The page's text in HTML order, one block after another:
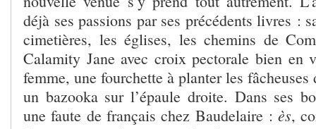
déjà ses passions par ses précédents livres :
cimetières, les églises, les chemins de
Calamity Jane avec croix pectorale bien en
femme, une fourchette à planter les
un bazooka sur l’épaule droite. Dans ses
une faute de français chez Baudelaire :ès,